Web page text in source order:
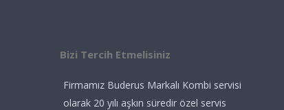
Bizi Tercih Etmelisiniz
Firmamız Buderus Markalı Kombi servisi
olarak 20 yılı aşkın süredir özel servis